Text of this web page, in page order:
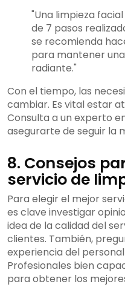
"Una limpieza
de 7 pasos
se recomienda
para mantener
radiante."
Con el tiempo, las
cambiar. Es vital estar
Consulta a un experto
asegurarte de seguir la
8. Consejos
servicio de
Para elegir el mejor
es clave investigar
idea de la calidad del
clientes. También,
experiencia del
Profesionales bien
para obtener los